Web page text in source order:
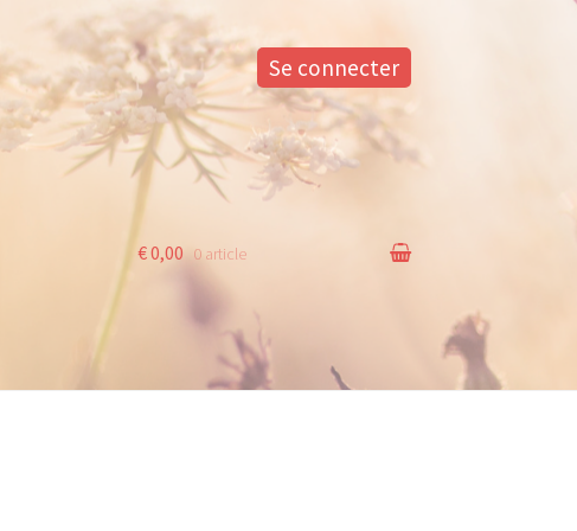
Se connecter
€ 0,00 0 article